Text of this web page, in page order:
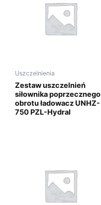
Uszczelnienia
Zestaw uszczelnień
siłownika poprzecznego
obrotu ładowacz UNHZ-
750 PZL-Hydral